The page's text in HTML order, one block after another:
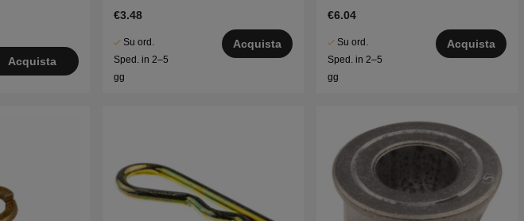
Acquista
€3.48
Su ord.
Sped. in 2–5
gg
Acquista
€6.04
Su ord.
Sped. in 2–5
gg
Acquista